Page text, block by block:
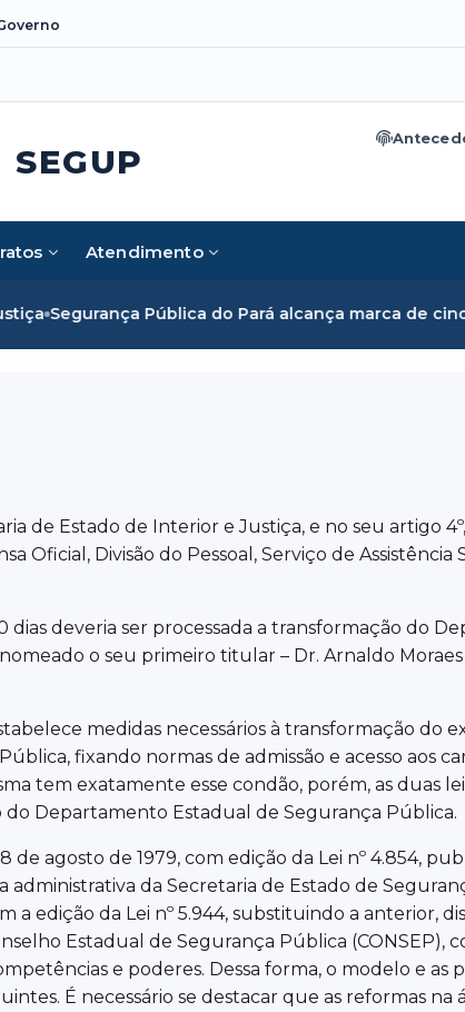
SEGUP
Atendimento
Pública do Pará alcança marca de cinco
de Estado de Interior e Justiça, e no seu artigo
Divisão do Pessoal, Serviço de Assistência
dias deveria ser processada a transformação do
o seu primeiro titular – Dr. Arnaldo
medidas necessários à transformação
fixando normas de admissão e acesso aos
tem exatamente esse condão, porém, as duas
do Departamento Estadual de Segurança Pública.
de agosto de 1979, com edição da Lei nº 4.854,
da Secretaria de Estado de
edição da Lei nº 5.944, substituindo a anterior,
Estadual de Segurança Pública (CONSEP),
e poderes. Dessa forma, o modelo e
É necessário se destacar que as reformas na